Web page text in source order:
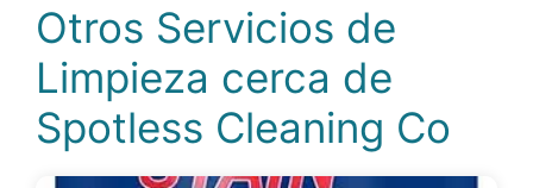
Otros Servicios de
Limpieza cerca de
Spotless Cleaning Co